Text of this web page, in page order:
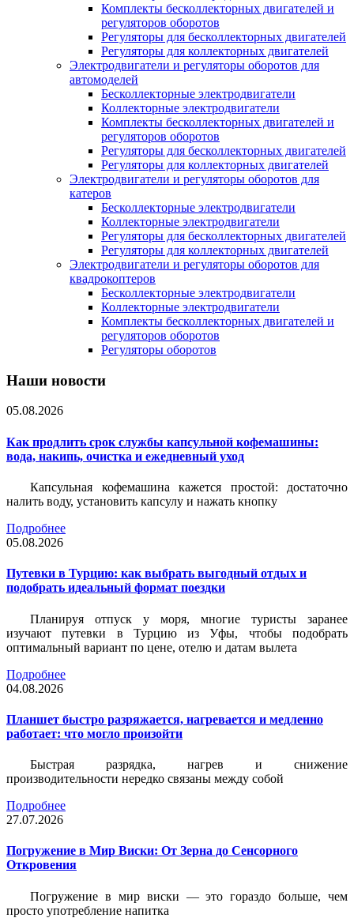
Комплекты бесколлекторных двигателей и
регуляторов оборотов
Регуляторы для бесколлекторных двигателей
Регуляторы для коллекторных двигателей
Электродвигатели и регуляторы оборотов для
автомоделей
Бесколлекторные электродвигатели
Коллекторные электродвигатели
Комплекты бесколлекторных двигателей и
регуляторов оборотов
Регуляторы для бесколлекторных двигателей
Регуляторы для коллекторных двигателей
Электродвигатели и регуляторы оборотов для
катеров
Бесколлекторные электродвигатели
Коллекторные электродвигатели
Регуляторы для бесколлекторных двигателей
Регуляторы для коллекторных двигателей
Электродвигатели и регуляторы оборотов для
квадрокоптеров
Бесколлекторные электродвигатели
Коллекторные электродвигатели
Комплекты бесколлекторных двигателей и
регуляторов оборотов
Регуляторы оборотов
Наши новости
05.08.2026
Как продлить срок службы капсульной кофемашины:
вода, накипь, очистка и ежедневный уход
Капсульная кофемашина кажется простой: достаточно
налить воду, установить капсулу и нажать кнопку
Подробнее
05.08.2026
Путевки в Турцию: как выбрать выгодный отдых и
подобрать идеальный формат поездки
Планируя отпуск у моря, многие туристы заранее
изучают путевки в Турцию из Уфы, чтобы подобрать
оптимальный вариант по цене, отелю и датам вылета
Подробнее
04.08.2026
Планшет быстро разряжается, нагревается и медленно
работает: что могло произойти
Быстрая разрядка, нагрев и снижение
производительности нередко связаны между собой
Подробнее
27.07.2026
Погружение в Мир Виски: От Зерна до Сенсорного
Откровения
Погружение в мир виски — это гораздо больше, чем
просто употребление напитка